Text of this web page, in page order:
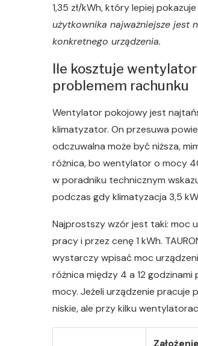
1,35 zł/kWh, który lepiej
użytkownika najważniejsze jest
konkretnego urządzenia.
Ile kosztuje
problemem rachunku
Wentylator pokojowy jest
klimatyzator. On przesuwa
odczuwalna może być niższa,
różnica, bo wentylator o mocy
w poradniku technicznym
podczas gdy klimatyzacja 3,5
Najprostszy wzór jest taki: moc
pracy i przez cenę 1 kWh.
wystarczy wpisać moc
różnica między 4 a 12
mocy. Jeżeli urządzenie pracuje
niskie, ale przy kilku